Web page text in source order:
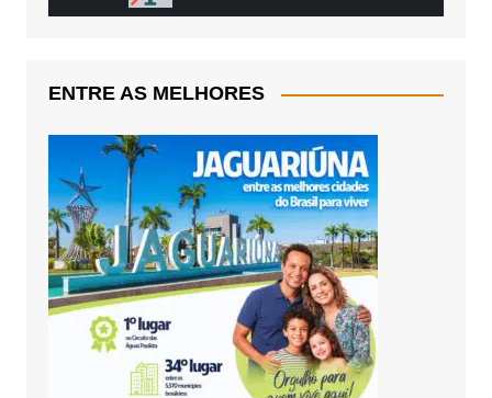
ENTRE AS MELHORES